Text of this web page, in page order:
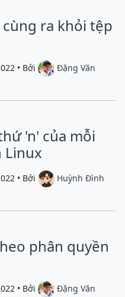
ra khỏi tệp
• Bởi
Đặng Văn
'n' của mỗi
• Bởi
Huỳnh Đình
phân quyền
• Bởi
Đặng Văn